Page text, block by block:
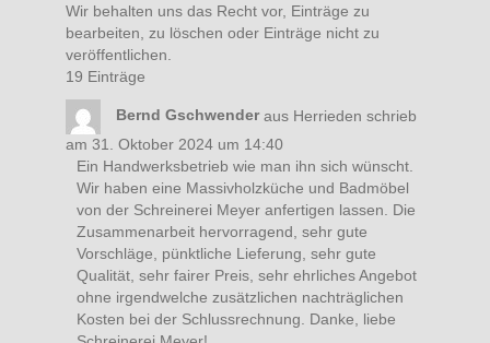
Wir behalten uns das Recht vor, Einträge zu
bearbeiten, zu löschen oder Einträge nicht zu
veröffentlichen.
19 Einträge
Bernd Gschwender aus Herrieden schrieb
am 31. Oktober 2024 um 14:40
Ein Handwerksbetrieb wie man ihn sich wünscht.
Wir haben eine Massivholzküche und Badmöbel
von der Schreinerei Meyer anfertigen lassen. Die
Zusammenarbeit hervorragend, sehr gute
Vorschläge, pünktliche Lieferung, sehr gute
Qualität, sehr fairer Preis, sehr ehrliches Angebot
ohne irgendwelche zusätzlichen nachträglichen
Kosten bei der Schlussrechnung. Danke, liebe